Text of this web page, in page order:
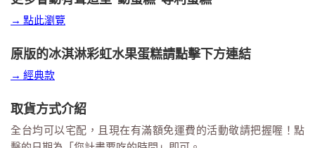
→ 點此瀏覽
原版的冰淇淋彩虹水果蛋糕請點擊下方連結
→ 經典款
取貨方式介紹
全台均可以宅配，且現在有滿額免運費的活動敬請把握喔！點